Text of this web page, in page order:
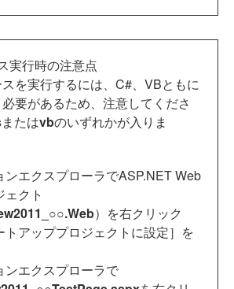
実行時の注意点
を実行するには、C#、VBともに
要があるため、注意してくださ
またはvbのいずれかが入りま
ンエクスプローラでASP.NET Web
クト
）を右クリック
トアッププロジェクトに設定］を
ンエクスプローラで